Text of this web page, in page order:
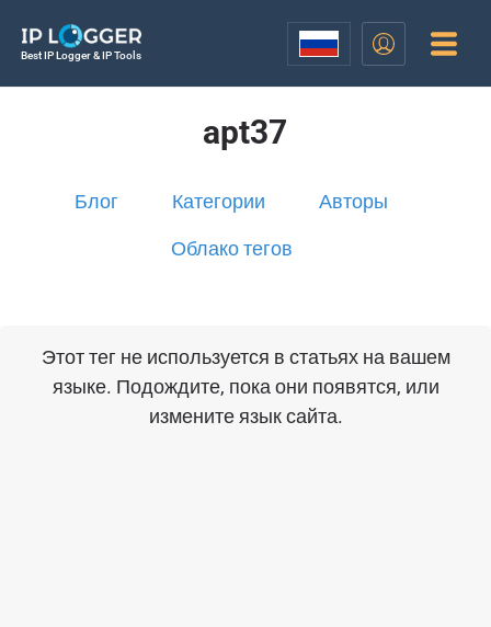
Best IP Logger & IP Tools
apt37
Блог Категории Авторы
Облако тегов